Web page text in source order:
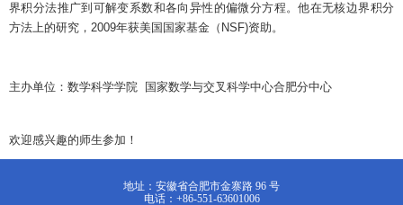
界积分法推广到可解变系数和各向异性的偏微分方程。他在无核边界积分
方法上的研究，2009年获美国国家基金（NSF)资助。
主办单位：数学科学学院 国家数学与交叉科学中心合肥分中心
欢迎感兴趣的师生参加！
地址：安徽省合肥市金寨路 96 号
电话：+86-551-63601006